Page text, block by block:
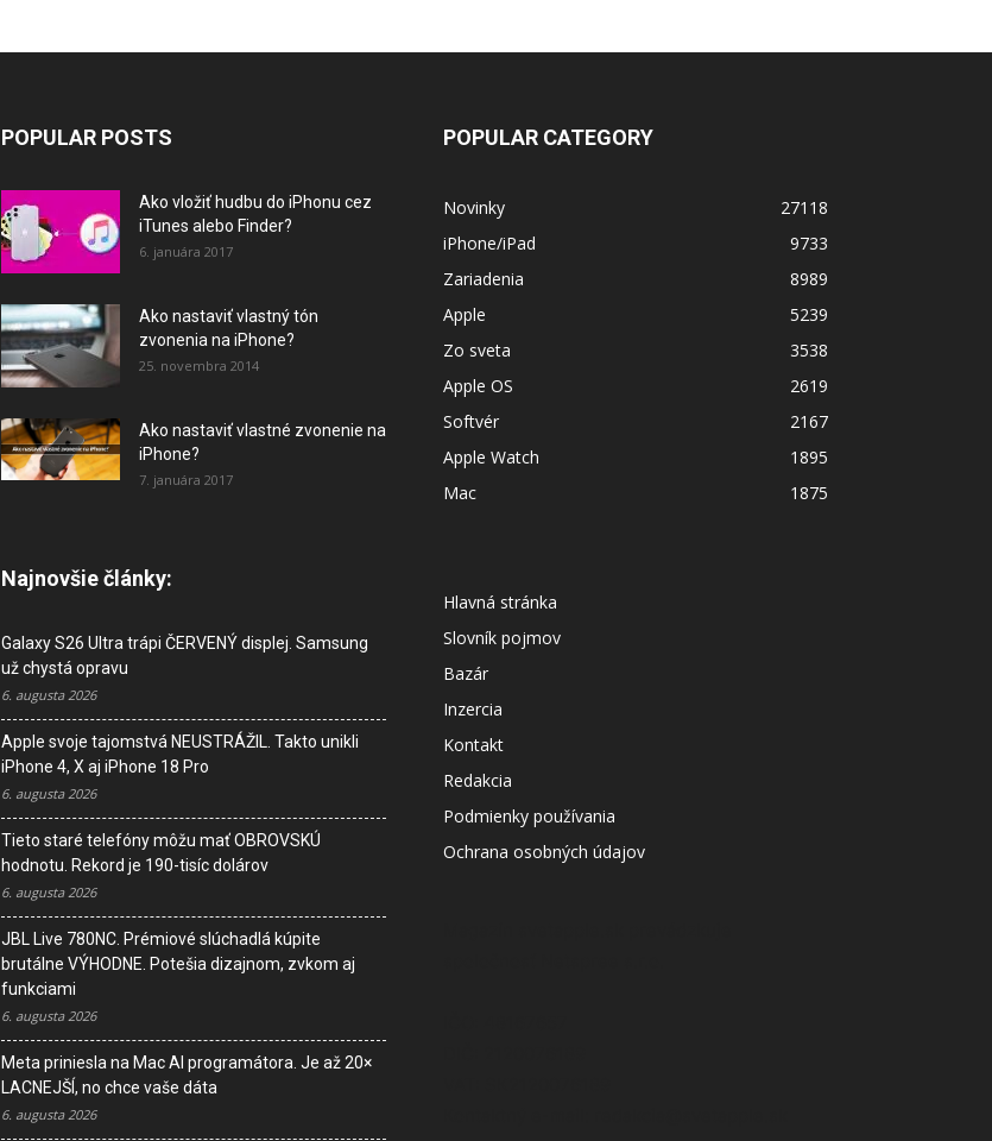
POPULAR POSTS
Ako vložiť hudbu do iPhonu cez
iTunes alebo Finder?
6. januára 2017
Ako nastaviť vlastný tón
zvonenia na iPhone?
25. novembra 2014
Ako nastaviť vlastné zvonenie na
iPhone?
7. januára 2017
Najnovšie články:
Galaxy S26 Ultra trápi ČERVENÝ displej. Samsung
už chystá opravu
6. augusta 2026
Apple svoje tajomstvá NEUSTRÁŽIL. Takto unikli
iPhone 4, X aj iPhone 18 Pro
6. augusta 2026
Tieto staré telefóny môžu mať OBROVSKÚ
hodnotu. Rekord je 190-tisíc dolárov
6. augusta 2026
JBL Live 780NC. Prémiové slúchadlá kúpite
brutálne VÝHODNE. Potešia dizajnom, zvkom aj
funkciami
6. augusta 2026
Meta priniesla na Mac AI programátora. Je až 20×
LACNEJŠÍ, no chce vaše dáta
6. augusta 2026
POPULAR CATEGORY
Novinky
27118
iPhone/iPad
9733
Zariadenia
8989
Apple
5239
Zo sveta
3538
Apple OS
2619
Softvér
2167
Apple Watch
1895
Mac
1875
Hlavná stránka
Slovník pojmov
Bazár
Inzercia
Kontakt
Redakcia
Podmienky používania
Ochrana osobných údajov